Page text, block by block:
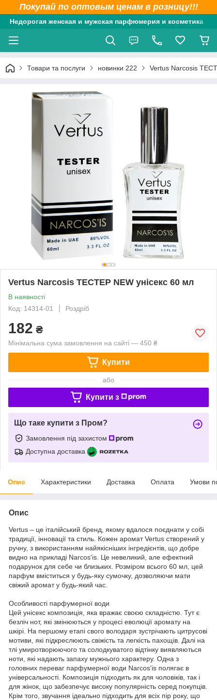
Покупай по оптовым ценам в розницу!!!
Недорогая женская и мужская парфюмерия и косметика
Товари та послуги новинки 222 Vertus Narcosis
Vertus Narcosis ТЕСТЕР NEW унісекс 60 мл
В наявності
Код: 14314-01
Роздріб
182 ₴
Мінімальна сума замовлення на сайті — 450 ₴
Купити
або
Купити з
Що таке купити з Пром?
Замовлення під захистом
Доступна доставка
Опис Характеристики Доставка Оплата Умови
Опис
Vertus – це італійський бренд, якому вдалося поєднати у собі
традиції, інновації та стиль. Кожен аромат Vertus створений у
ручну, з використанням найякісніших інгредієнтів, що добре
видно на прикладі Narcos'is. Це невеликий, але ефектний
подарунок для себе чи близьких. Розміром всього 60 мл, цей
парфум вміститься у будь-яку сумочку, дозволяючи мати
свіжий аромат у будь-який час.
Особливості парфумерної води
Цей унісекс композиція, яка вражає своєю складністю. Тут є
безліч нот, які змінюються у процесі еволюції аромату на
шкірі. На першому етапі свого володаря зустрічають цитрусові
мотиви, які підкреслюють свіжість та легкість пахощів. Далі на
тлі умиротворюючого та солодкуватого відтінку виявляються
ноти, які надають запаху мужнього характеру. Одна з
головних переваг парфумерної води Narcos'is полягає в
універсальності. Композиція підходить як для чоловіків, так і
для жінок, що забезпечує високу популярність серед покупців.
Крім того, звучання ідеально підходить для всіх пір року, що